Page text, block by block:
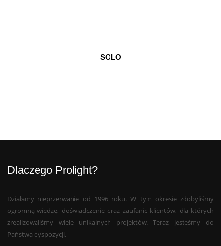
SOLO
Dlaczego Prolight?
Działamy nieprzerwanie od 1996 roku. W tym okresie zdobyliśmy
ogromną wiedzę, doświadczenie oraz zaufanie klientów, dla których
zrealizowaliśmy wiele unikalnych projektów. Teraz jesteśmy do
Państwa dyspozycji.